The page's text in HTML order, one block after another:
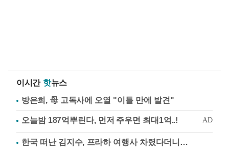
이시간 핫뉴스
방은희, 母 고독사에 오열 "이틀 만에 발견"
한국 떠난 김지수, 프라하 여행사 차렸다더니…